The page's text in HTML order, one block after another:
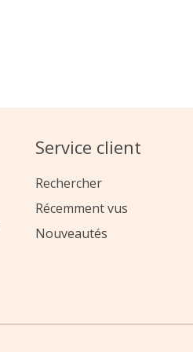
Service client
Rechercher
Récemment vus
Nouveautés